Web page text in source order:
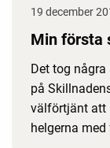
19 december
Min första
Det tog
på
välförtjänt att
helgerna